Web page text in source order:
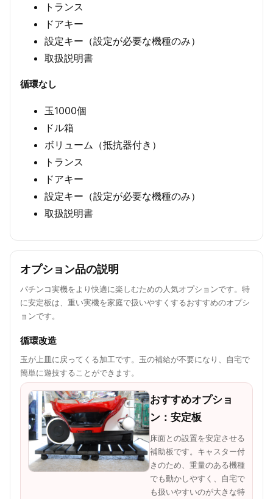
トランス
ドアキー
設定キー（設定が必要な機種のみ）
取扱説明書
循環なし
玉1000個
ドル箱
ボリューム（抵抗器付き）
トランス
ドアキー
設定キー（設定が必要な機種のみ）
取扱説明書
オプション品の説明
パチンコ実機をより快適に楽しむための人気オプションです。特
に安定板は、重い実機を家庭で扱いやすくするおすすめのオプシ
ョンです。
循環改造
玉が上皿に戻ってくる加工です。玉の補給が不要になり、自宅で
簡単に遊技することができます。
おすすめオプショ
ン：安定板
床面との設置を安定させる
補助板です。キャスター付
きのため、重量のある機種
でも動かしやすく、自宅で
も扱いやすいのが大きな特